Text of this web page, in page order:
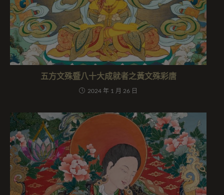
五方文殊暨八十大成就者之黃文殊彩唐
2024 年 1 月 26 日